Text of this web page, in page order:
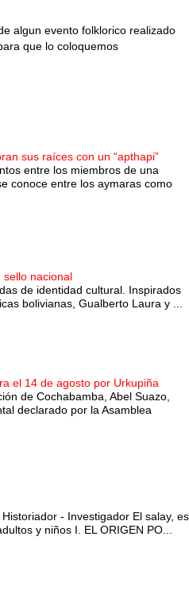
algun evento folklorico realizado
que lo coloquemos
sus raíces con un “apthapi”
entre los miembros de una
conoce entre los aymaras como
nacional
de identidad cultural. Inspirados
bolivianas, Gualberto Laura y ...
el 14 de agosto por Urkupiña
de Cochabamba, Abel Suazo,
declarado por la Asamblea
- Investigador El salay, es
y niños I. EL ORIGEN PO...